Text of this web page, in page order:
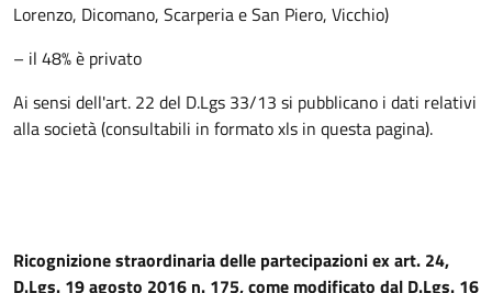
Lorenzo, Dicomano, Scarperia e San Piero, Vicchio)
– il 48% è privato
Ai sensi dell'art. 22 del D.Lgs 33/13 si pubblicano i dati relativi
alla società (consultabili in formato xls in questa pagina).
Ricognizione straordinaria delle partecipazioni ex art. 24,
D.Lgs. 19 agosto 2016 n. 175, come modificato dal D.Lgs. 16